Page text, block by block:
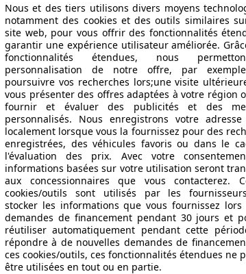
Nous et des tiers utilisons divers moyens
notamment des cookies et des outils similaires
site web, pour vous offrir des fonctionnalités
garantir une expérience utilisateur améliorée.
fonctionnalités étendues, nous
personnalisation de notre offre, par
poursuivre vos recherches lors;une visite
vous présenter des offres adaptées à votre région
fournir et évaluer des publicités et des
personnalisés. Nous enregistrons votre adresse
localement lorsque vous la fournissez pour des
enregistrées, des véhicules favoris ou dans le
l'évaluation des prix. Avec votre
informations basées sur votre utilisation seront
aux concessionnaires que vous contacterez.
cookies/outils sont utilisés par les
stocker les informations que vous fournissez lors
demandes de financement pendant 30 jours et
réutiliser automatiquement pendant cette
répondre à de nouvelles demandes de
ces cookies/outils, ces fonctionnalités étendues ne
être utilisées en tout ou en partie.